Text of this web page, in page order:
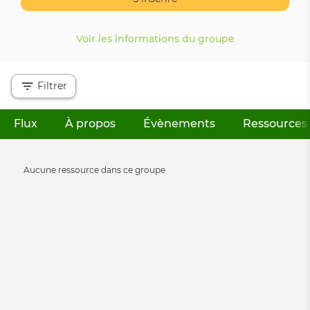
Onglets
Flux À propos Évènements Ressources
Voir les informations du groupe
Filtrer
Informative
Aucune ressource dans ce groupe